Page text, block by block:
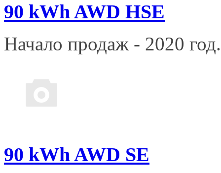
90 kWh AWD HSE
Начало продаж - 2020
90 kWh AWD SE